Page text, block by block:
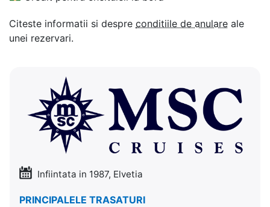
Citeste informatii si despre conditiile de anulare ale
unei rezervari.
Infiintata in 1987, Elvetia
PRINCIPALELE TRASATURI